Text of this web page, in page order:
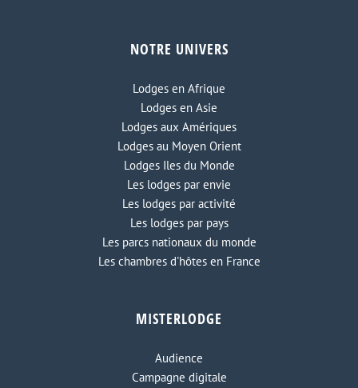
NOTRE UNIVERS
Lodges en Afrique
Lodges en Asie
Lodges aux Amériques
Lodges au Moyen Orient
Lodges Iles du Monde
Les lodges par envie
Les lodges par activité
Les lodges par pays
Les parcs nationaux du monde
Les chambres d'hôtes en France
MISTERLODGE
Audience
Campagne digitale